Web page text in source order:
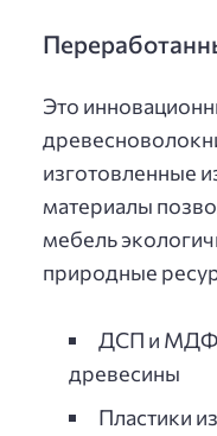
Это
изготовленные
материалы
мебель
природные
ДСП и МДФ
древесины
Пластики